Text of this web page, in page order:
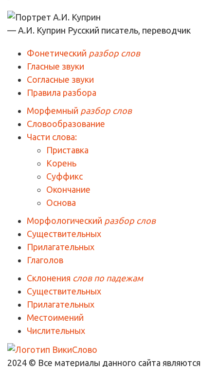
— А.И. Куприн Русский писатель, переводчик
Фонетический разбор слов
Гласные звуки
Согласные звуки
Правила разбора
Морфемный разбор слов
Словообразование
Части слова:
Приставка
Корень
Суффикс
Окончание
Основа
Морфологический разбор слов
Существительных
Прилагательных
Глаголов
Склонения слов по падежам
Существительных
Прилагательных
Местоимений
Числительных
2024 © Все материалы данного сайта являются